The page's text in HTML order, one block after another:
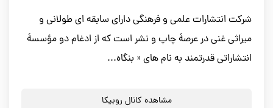
شرکت انتشارات علمی و فرهنگی دارای سابقه ای طولانی و
میراثی غنی در عرصۀ چاپ و نشر است که از ادغام دو مؤسسۀ
انتشاراتی قدرتمند به نام های « بنگاه...
مشاهده کانال روبیکا